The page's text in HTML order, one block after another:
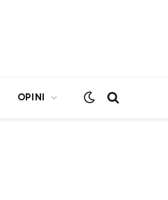
OPINI